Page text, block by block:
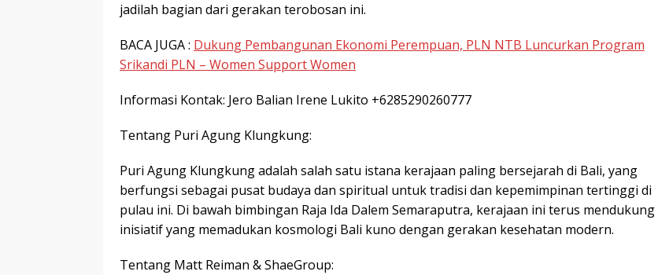
jadilah bagian dari gerakan terobosan ini.
BACA JUGA : Dukung Pembangunan Ekonomi Perempuan, PLN NTB Luncurkan Program
Srikandi PLN – Women Support Women
Informasi Kontak: Jero Balian Irene Lukito +6285290260777
Tentang Puri Agung Klungkung:
Puri Agung Klungkung adalah salah satu istana kerajaan paling bersejarah di Bali, yang
berfungsi sebagai pusat budaya dan spiritual untuk tradisi dan kepemimpinan tertinggi di
pulau ini. Di bawah bimbingan Raja Ida Dalem Semaraputra, kerajaan ini terus mendukung
inisiatif yang memadukan kosmologi Bali kuno dengan gerakan kesehatan modern.
Tentang Matt Reiman & ShaeGroup: